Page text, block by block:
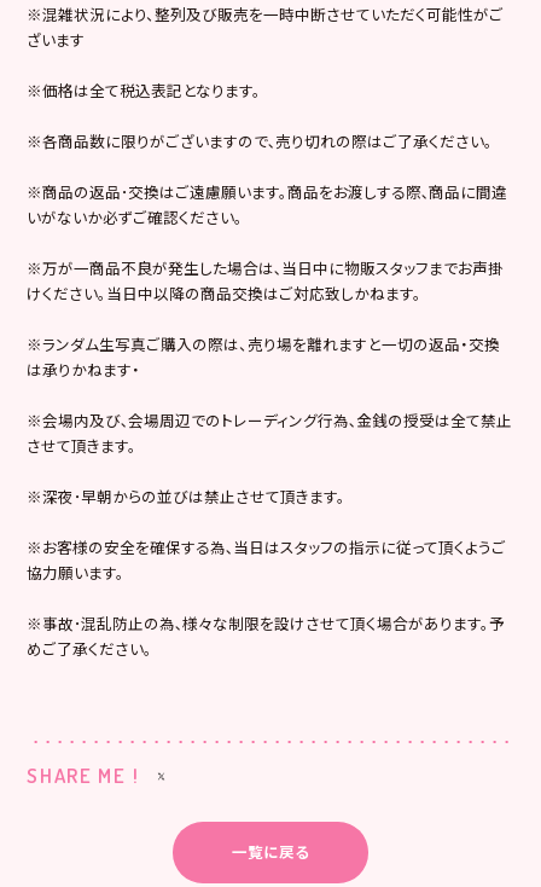
※混雑状況により、整列及び販売を一時中断させていただく可能性がご
ざいます
※価格は全て税込表記となります。
※各商品数に限りがございますので､売り切れの際はご了承ください。
※商品の返品･交換はご遠慮願います。商品をお渡しする際､商品に間違
いがないか必ずご確認ください。
※万が一商品不良が発生した場合は､当日中に物販スタッフまでお声掛
けください。当日中以降の商品交換はご対応致しかねます。
※ランダム生写真ご購入の際は、売り場を離れますと一切の返品・交換
は承りかねます・
※会場内及び､会場周辺でのトレーディング行為､金銭の授受は全て禁止
させて頂きます。
※深夜･早朝からの並びは禁止させて頂きます。
※お客様の安全を確保する為､当日はスタッフの指示に従って頂くようご
協力願います。
※事故･混乱防止の為､様々な制限を設けさせて頂く場合があります。予
めご了承ください。
SHARE ME !
一覧に戻る